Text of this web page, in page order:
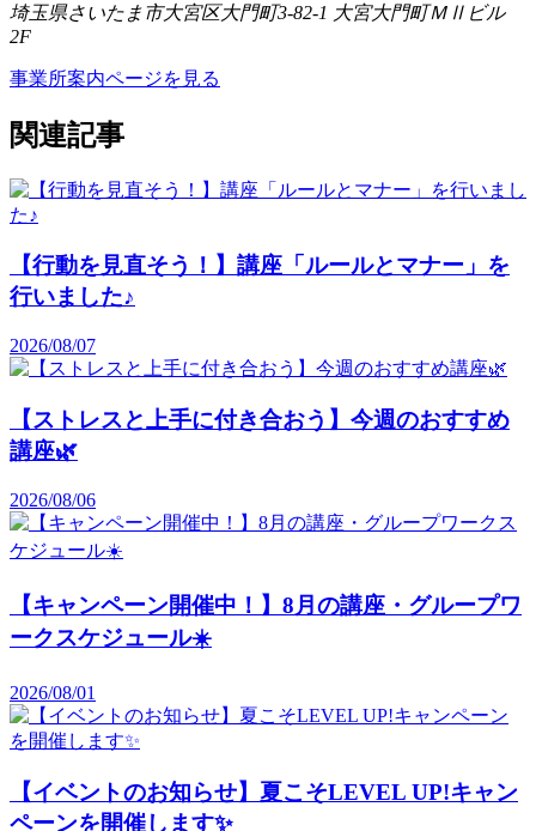
埼玉県さいたま市大宮区大門町3-82-1 大宮大門町ＭⅡビル
2F
事業所案内ページを見る
関連記事
【行動を見直そう！】講座「ルールとマナー」を
行いました♪
2026/08/07
【ストレスと上手に付き合おう】今週のおすすめ
講座🌿
2026/08/06
【キャンペーン開催中！】8月の講座・グループワ
ークスケジュール☀️
2026/08/01
【イベントのお知らせ】夏こそLEVEL UP!キャン
ペーンを開催します✨️